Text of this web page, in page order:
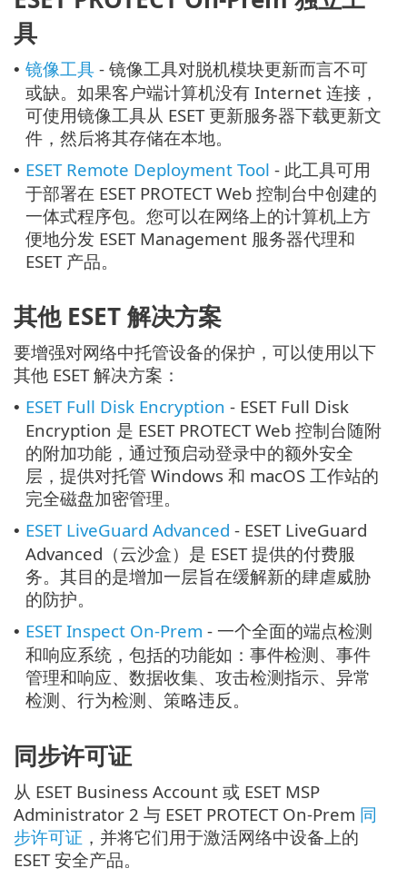
具
• 镜像工具 - 镜像工具对脱机模块更新而言不可
或缺。如果客户端计算机没有 Internet 连接，
可使用镜像工具从 ESET 更新服务器下载更新文
件，然后将其存储在本地。
• ESET Remote Deployment Tool - 此工具可用
于部署在 ESET PROTECT Web 控制台中创建的
一体式程序包。您可以在网络上的计算机上方
便地分发 ESET Management 服务器代理和
ESET 产品。
其他 ESET 解决方案
要增强对网络中托管设备的保护，可以使用以下
其他 ESET 解决方案：
• ESET Full Disk Encryption - ESET Full Disk
Encryption 是 ESET PROTECT Web 控制台随附
的附加功能，通过预启动登录中的额外安全
层，提供对托管 Windows 和 macOS 工作站的
完全磁盘加密管理。
• ESET LiveGuard Advanced - ESET LiveGuard
Advanced（云沙盒）是 ESET 提供的付费服
务。其目的是增加一层旨在缓解新的肆虐威胁
的防护。
• ESET Inspect On-Prem - 一个全面的端点检测
和响应系统，包括的功能如：事件检测、事件
管理和响应、数据收集、攻击检测指示、异常
检测、行为检测、策略违反。
同步许可证
从 ESET Business Account 或 ESET MSP
Administrator 2 与 ESET PROTECT On-Prem 同
步许可证 ，并将它们用于激活网络中设备上的
ESET 安全产品。